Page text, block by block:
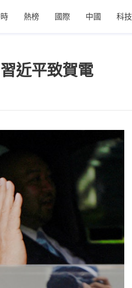
熱榜 國際 中國 科技
近平致賀電